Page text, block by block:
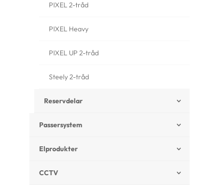
PIXEL 2-tråd
PIXEL Heavy
PIXEL UP 2-tråd
Steely 2-tråd
Reservdelar
Passersystem
Elprodukter
CCTV